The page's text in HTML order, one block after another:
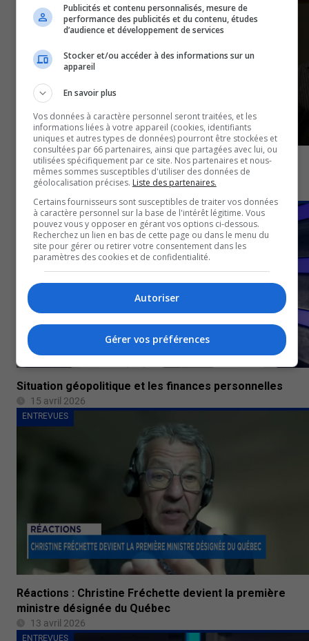
Parti québécois : « Il doit y avoir un ministre issu de
votre région! »
ÉCONOMIE
Situation géopolitique et les finances personnelles
15 avril 2026
ENTREVUES
Réactions : Christine Fréchette devient la première
ministre désignée du Québec
13 avril 2026
ENTREVUES
Publicités et contenu personnalisés, mesure de
performance des publicités et du contenu, études
d’audience et développement de services
Stocker et/ou accéder à des informations sur un
appareil
En savoir plus
Vos données à caractère personnel seront traitées, et les
informations liées à votre appareil (cookies, identifiants
uniques et autres types de données) pourront être stockées et
consultées par 66 partenaires, ainsi que partagées avec lui, ou
utilisées spécifiquement par ce site. Nos partenaires et nous-
mêmes sommes susceptibles d'utiliser des données de
géolocalisation précises. Liste des partenaires.
Certains fournisseurs sont susceptibles de traiter vos données
à caractère personnel sur la base de l'intérêt légitime. Vous
pouvez vous y opposer en gérant vos options ci-dessous.
Recherchez un lien en bas de cette page ou dans le menu du
site pour gérer ou retirer votre consentement dans les
paramètres des cookies et de confidentialité.
Autoriser
Gérer vos préférences